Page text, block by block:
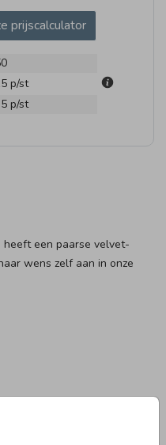
prijscalculator
p/st
p/st
een paarse velvet-
wens zelf aan in onze
je het kaartje
lijm